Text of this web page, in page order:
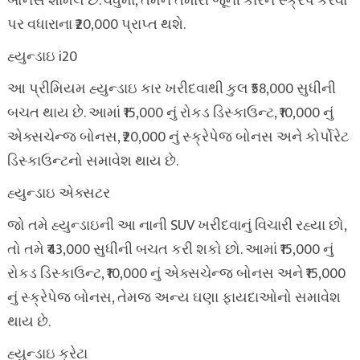
પર વધારાના ₹20,000 પ્રાપ્ત થશે.
હ્યુન્ડાઇ i20
આ પ્રીમિયમ હ્યુન્ડાઇ કાર ખરીદવાથી કુલ ₹58,000 સુધીની
બચત થાય છે. આમાં ₹15,000 નું રોકડ ડિસ્કાઉન્ટ, ₹10,000 નું
એક્સચેન્જ બોનસ, ₹20,000 નું સ્ક્રેપેજ બોનસ અને કોર્પોરેટ
ડિસ્કાઉન્ટનો સમાવેશ થાય છે.
હ્યુન્ડાઇ એક્સટર
જો તમે હ્યુન્ડાઇની આ નાની SUV ખરીદવાનું વિચારી રહ્યા છો,
તો તમે ₹43,000 સુધીની બચત કરી શકો છો. આમાં ₹15,000 નું
રોકડ ડિસ્કાઉન્ટ, ₹10,000 નું એક્સચેન્જ બોનસ અને ₹15,000
નું સ્ક્રેપેજ બોનસ, તેમજ અન્ય ઘણા ફાયદાઓનો સમાવેશ
થાય છે.
હ્યુન્ડાઇ ક્રેટા